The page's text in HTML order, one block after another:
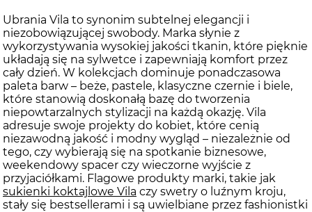
Ubrania Vila to synonim subtelnej elegancji i
niezobowiązującej swobody. Marka słynie z
wykorzystywania wysokiej jakości tkanin, które pięknie
układają się na sylwetce i zapewniają komfort przez
cały dzień. W kolekcjach dominuje ponadczasowa
paleta barw – beże, pastele, klasyczne czernie i biele,
które stanowią doskonałą bazę do tworzenia
niepowtarzalnych stylizacji na każdą okazję. Vila
adresuje swoje projekty do kobiet, które cenią
niezawodną jakość i modny wygląd – niezależnie od
tego, czy wybierają się na spotkanie biznesowe,
weekendowy spacer czy wieczorne wyjście z
przyjaciółkami. Flagowe produkty marki, takie jak
sukienki koktajlowe Vila czy swetry o luźnym kroju,
stały się bestsellerami i są uwielbiane przez fashionistki